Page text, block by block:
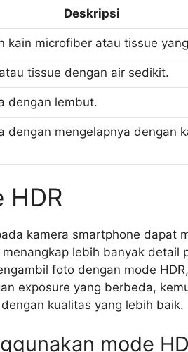
Deskripsi
kain microfiber atau tissue
tissue dengan air sedikit.
dengan lembut.
dengan mengelapnya dengan
HDR
kamera smartphone dapat
lebih banyak detail
foto dengan mode
exposure yang berbeda,
kualitas yang lebih baik.
mode